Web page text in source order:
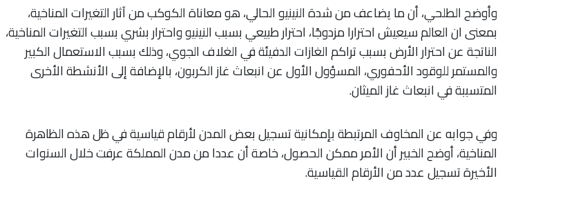
وأوضح الطلحي، أن ما يضاعف من شدة النينيو الحالي، هو معاناة الكوكب من آثار التغيرات المناخية،
بمعنى ان العالم سيعيش احترارا مزدوجًا، احترار طبيعي بسبب النينيو واحترار بشري بسبب التغيرات المناخية،
الناتجة عن احترار الأرض بسبب تراكم الغازات الدفيئة في الغلاف الجوي، وذلك بسبب الاستعمال الكبير
والمستمر للوقود الأحفوري، المسؤول الأول عن انبعاث غاز الكربون، بالإضافة إلى الأنشطة الأخرى
المتسببة في انبعاث غاز الميثان.
وفي جوابه عن المخاوف المرتبطة بإمكانية تسجيل بعض المدن لأرقام قياسية في ظل هذه الظاهرة
المناخية، أوضح الخبير أن الأمر ممكن الحصول، خاصة أن عددا من مدن المملكة عرفت خلال السنوات
الأخيرة تسجيل عدد من الأرقام القياسية.